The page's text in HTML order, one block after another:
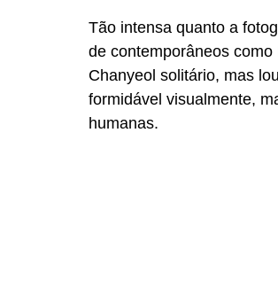
Tão intensa quanto a
de contemporâneos
Chanyeol solitário, mas
formidável visualmente,
humanas.